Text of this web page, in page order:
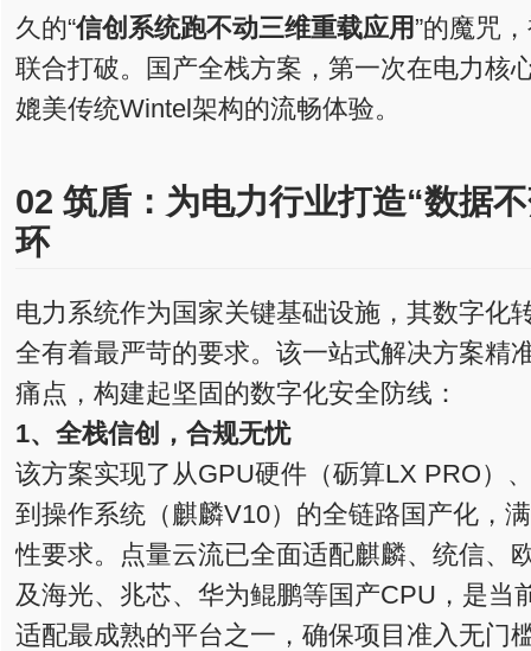
久的“信创系统跑不动三维重载应用”的魔咒
联合打破。国产全栈方案，第一次在电力核
媲美传统Wintel架构的流畅体验。
02 筑盾：为电力行业打造“数据
环
电力系统作为国家关键基础设施，其数字化
全有着最严苛的要求。该一站式解决方案精
痛点，构建起坚固的数字化安全防线：
1、全栈信创，合规无忧
该方案实现了从GPU硬件（砺算LX PRO）
到操作系统（麒麟V10）的全链路国产化，
性要求。点量云流已全面适配麒麟、统信、
及海光、兆芯、华为鲲鹏等国产CPU，是当
适配最成熟的平台之一，确保项目准入无门